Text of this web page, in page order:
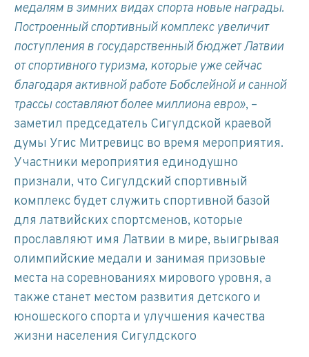
медалям в зимних видах спорта новые награды.
Построенный спортивный комплекс увеличит
поступления в государственный бюджет Латвии
от спортивного туризма, которые уже сейчас
благодаря активной работе Бобслейной и санной
трассы составляют более миллиона евро», –
заметил председатель Сигулдской краевой
думы Угис Митревицс во время мероприятия.
Участники мероприятия единодушно
признали, что Сигулдский спортивный
комплекс будет служить спортивной базой
для латвийских спортсменов, которые
прославляют имя Латвии в мире, выигрывая
олимпийские медали и занимая призовые
места на соревнованиях мирового уровня, а
также станет местом развития детского и
юношеского спорта и улучшения качества
жизни населения Сигулдского